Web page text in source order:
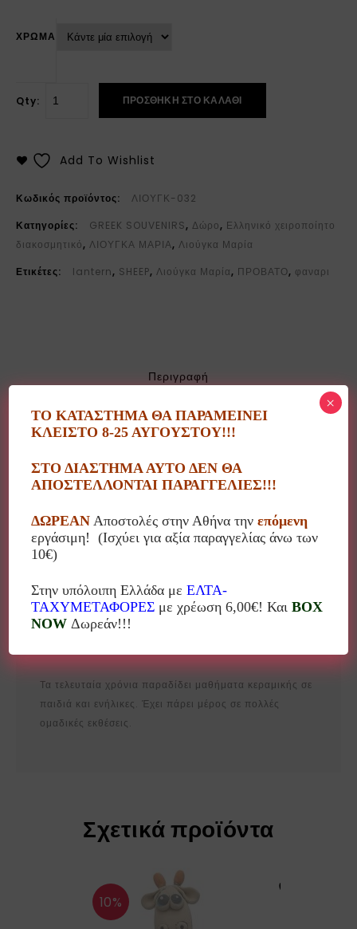
ΧΡΩΜΑ
Qty: ΠΡΟΣΘΉΚΗ ΣΤΟ ΚΑΛΆΘΙ
Add To Wishlist
Κωδικός προϊόντος:
ΛΙΟΥΓΚ-032
Κατηγορίες:
GREEK SOUVENIRS, Δώρο, Ελληνικό χειροποίητο
διακοσμητικό, ΛΙΟΥΓΚΑ ΜΑΡΙΑ, Λιούγκα Μαρία
Ετικέτες:
lantern, SHEEP, Λιούγκα Μαρία, ΠΡΟΒΑΤΟ, φαναρι
Περιγραφή
Η Μαρία Λιούγκα γεννήθηκε στις Σέρρες. Από μικρή
ανακάλυψε τις ιδιότητες του πηλού. Οι δημιουργίες της
διακοσμητικά τοίχου όλα με το δικό της μοναδικό
ύφος!
1994.
Από το 1995 διατηρεί εργαστήριο κεραμικής στις
Τα τελευταία χρόνια παραδίδει μαθήματα κεραμικής σε
παιδιά και ενήλικες. Έχει πάρει μέρος σε πολλές
ομαδικές εκθέσεις.
Σχετικά προϊόντα
10%
ΤΟ ΚΑΤΑΣΤΗΜΑ ΘΑ ΠΑΡΑΜΕΙΝΕΙ
ΚΛΕΙΣΤΟ 8-25 ΑΥΓΟΥΣΤΟΥ!!!
ΣΤΟ ΔΙΑΣΤΗΜΑ ΑΥΤΟ ΔΕΝ ΘΑ
ΑΠΟΣΤΕΛΛΟΝΤΑΙ ΠΑΡΑΓΓΕΛΙΕΣ!!!
ΔΩΡΕΑΝ Αποστολές στην Αθήνα τηνεπόμενη
εργάσιμη! (Ισχύει για αξία παραγγελίας άνω των
10€)
Στην υπόλοιπη Ελλάδα μεΕΛΤΑ-
ΤΑΧΥΜΕΤΑΦΟΡΕΣ με χρέωση 6,00€! ΚαιBOX
NOW Δωρεάν!!!
×